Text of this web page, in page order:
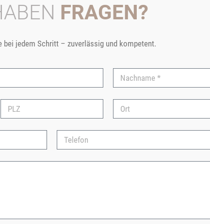
FRAGEN?
bei jedem Schritt – zuverlässig und kompetent.